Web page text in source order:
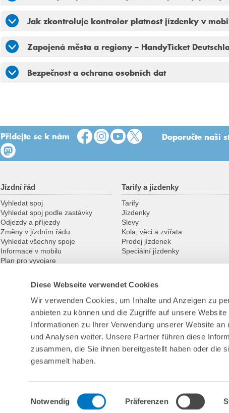
Diese Webseite verwendet Cookies
Wir verwenden Cookies, um Inhalte und Anzeigen zu
anbieten zu können und die Zugriffe auf unsere
Informationen zu Ihrer Verwendung unserer Website
und Analysen weiter. Unsere Partner führen diese
zusammen, die Sie ihnen bereitgestellt haben oder die
gesammelt haben.
Einwilligungsauswahl
Notwendig Präferenzen
Jak zkontroluje kontrolor platnost jízdenky v
Zapojená města a regiony – HandyTicket
Bezpečnost a ochrana osobních dat
Přidejte se k nám Doporučte naši
Jízdní řád
Vyhledat spoj
Vyhledat spoj podle zastávky
Odjezdy a příjezdy
Změny v jízdním řádu
Vyhledat všechny spoje
Informace v mobilu
Plan pro vyvojare
Tarify a jízdenky
Tarify
Jízdenky
Slevy
Kola, věci a zvířata
Prodej jízdenek
Speciální jízdenky
Za zážitky
Kam na výlet
Historické dopravní prostředky
Přívozy a lodě
Služby
Zákaznická centra
Gruppenanmeldung
Nadstandardní záruky
Ke stažení
Park+Ride